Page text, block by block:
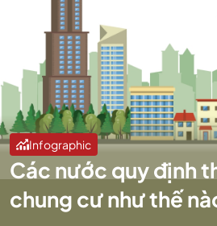
Infographic
Các nước quy định
chung cư như thế